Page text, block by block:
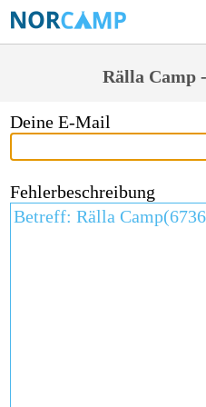
Rälla Camp
Deine E-Mail
Fehlerbeschreibung